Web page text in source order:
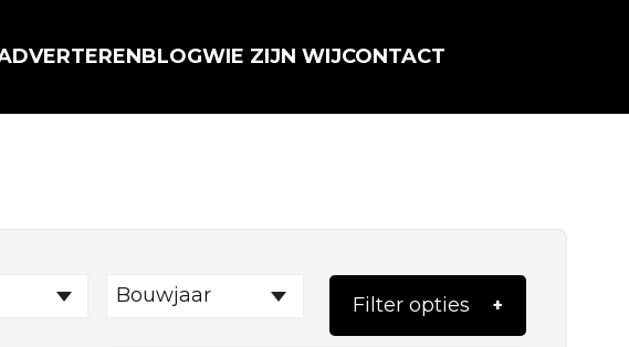
BLOGWIE ZIJN WIJCONTACT
Bouwjaar Filter opties